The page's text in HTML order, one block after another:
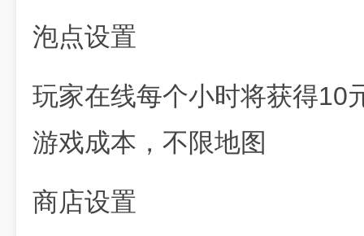
泡点设置
玩家在线每个小时将获得10
游戏成本，不限地图
商店设置